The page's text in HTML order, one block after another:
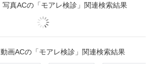
写真ACの「モアレ検診」関連検索結果
動画ACの「モアレ検診」関連検索結果